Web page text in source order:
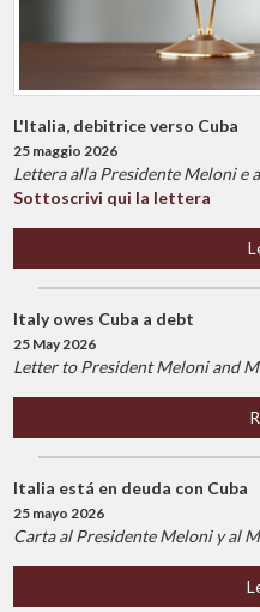
L'Italia, debitrice verso Cuba
25 maggio 2026
Lettera alla Presidente Meloni e
Sottoscrivi qui la lettera
Italy owes Cuba a debt
25 May 2026
Letter to President Meloni and
Italia está en deuda con Cuba
25 mayo 2026
Carta al Presidente Meloni y al